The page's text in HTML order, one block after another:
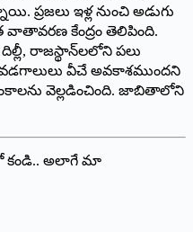
ప్రజలు ఇళ్ల నుంచి అడుగు
కేంద్రం తెలిపింది.
రాజస్థాన్‌లలోని పలు
వీచే అవకాశముందని
వెల్లడించింది. జాబితాలోని
కండి.. అలాగే మా